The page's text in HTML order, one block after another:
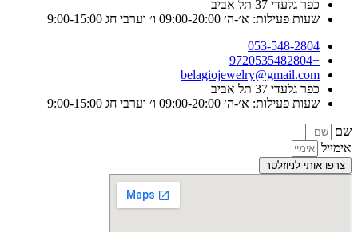
כפר גלעדי 37 תל אביב
שעות פעילות: א׳-ה׳ 09:00-20:00 ו׳ וערבי חג 9:00-15:00
053-548-2804
+9720535482804
belagiojewelry@gmail.com
כפר גלעדי 37 תל אביב
שעות פעילות: א׳-ה׳ 09:00-20:00 ו׳ וערבי חג 9:00-15:00
אותי לניוזלטר